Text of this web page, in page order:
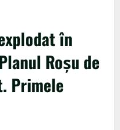
în
Roșu de
Primele